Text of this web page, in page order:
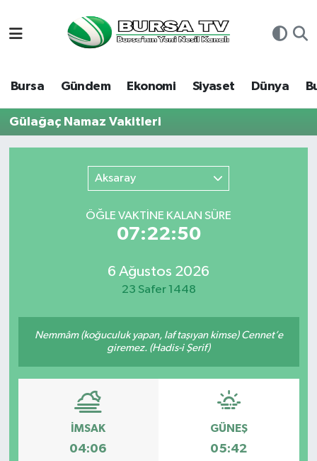
Bursa Gündem Ekonomi Siyaset Dünya
Gülağaç Namaz Vakitleri
Aksaray
ÖĞLE VAKTİNE KALAN SÜRE
07:22:50
6 Ağustos 2026
23 Safer 1448
Nemmâm (koğuculuk yapan, laf taşıyan kimse) Cennet’e
giremez. (Hadis-i Şerif)
İMSAK
04:06
GÜNEŞ
05:42
Bursa
Dünya
Siyaset
Teknoloji
Hava Durumu
Namaz Vakitleri
Tüm Manşetler
Son Dakika Haberleri